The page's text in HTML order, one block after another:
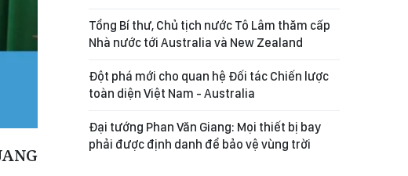
Tổng Bí thư, Chủ tịch nước Tô Lâm thăm cấp
Nhà nước tới Australia và New Zealand
Đột phá mới cho quan hệ Đối tác Chiến lược
toàn diện Việt Nam - Australia
Đại tướng Phan Văn Giang: Mọi thiết bị bay
phải được định danh để bảo vệ vùng trời